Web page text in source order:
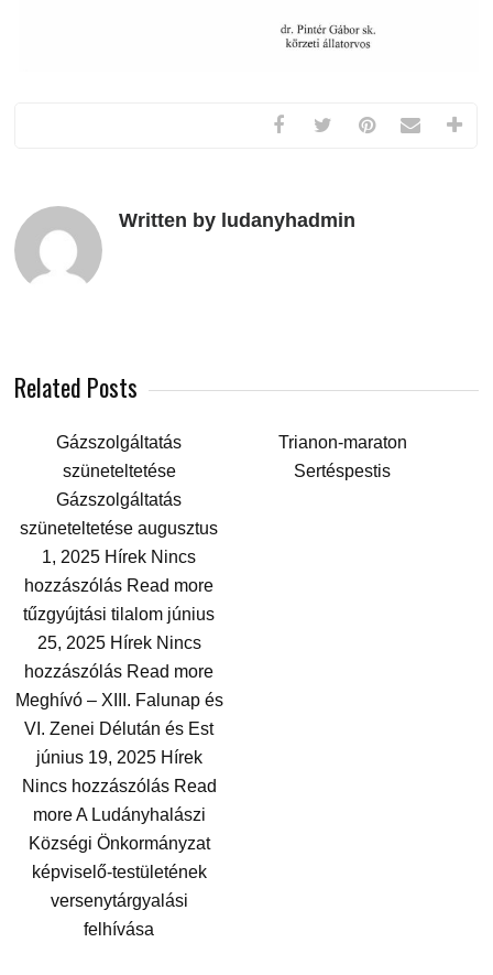
Written by ludanyhadmin
Related Posts
Gázszolgáltatás
szüneteltetése
Trianon-maraton
Sertéspestis
Gázszolgáltatás
szüneteltetése augusztus
1, 2025 Hírek Nincs
hozzászólás Read more
tűzgyújtási tilalom június
25, 2025 Hírek Nincs
hozzászólás Read more
Meghívó – XIII. Falunap és
VI. Zenei Délután és Est
június 19, 2025 Hírek
Nincs hozzászólás Read
more A Ludányhalászi
Községi Önkormányzat
képviselő-testületének
versenytárgyalási
felhívása